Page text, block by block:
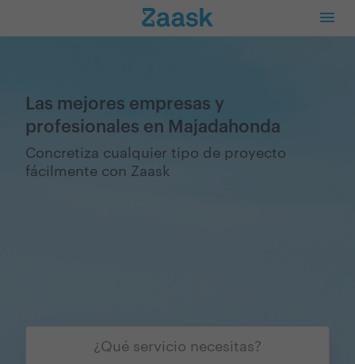
Las mejores empresas y
profesionales en Majadahonda
Concretiza cualquier tipo de proyecto
fácilmente con Zaask